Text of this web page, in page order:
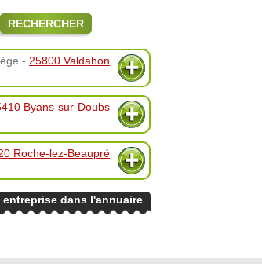
RECHERCHER
- 25800 Valdahon
Byans-sur-Doubs
Roche-lez-Beaupré
dans l'annuaire